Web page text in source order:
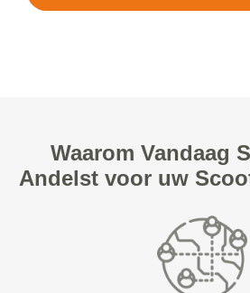
Waarom Vandaag
Andelst voor uw